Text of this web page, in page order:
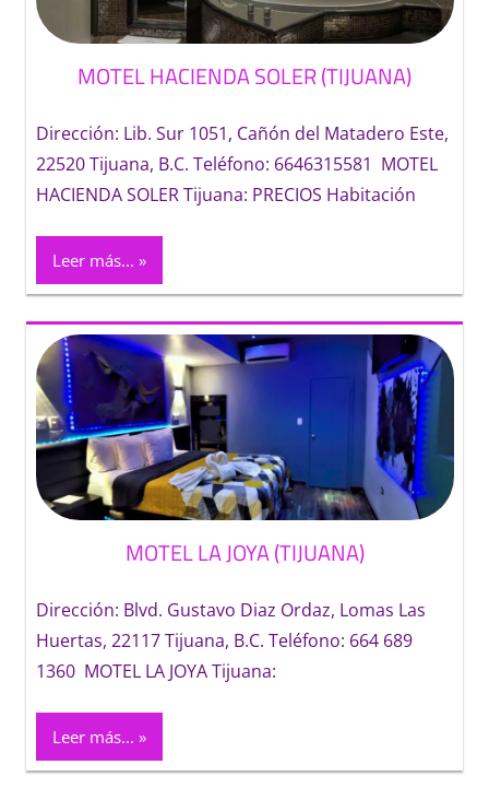
MOTEL HACIENDA SOLER (TIJUANA)
Dirección: Lib. Sur 1051, Cañón del Matadero Este,
22520 Tijuana, B.C. Teléfono: 6646315581 MOTEL
HACIENDA SOLER Tijuana: PRECIOS Habitación
Leer más...
MOTEL LA JOYA (TIJUANA)
Dirección: Blvd. Gustavo Diaz Ordaz, Lomas Las
Huertas, 22117 Tijuana, B.C. Teléfono: 664 689
1360 MOTEL LA JOYA Tijuana:
Leer más...